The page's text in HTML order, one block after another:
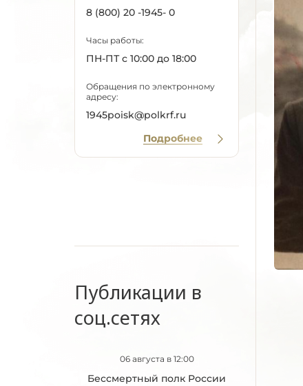
8 (800) 20 -1945- 0
Часы работы:
ПН-ПТ с 10:00 до 18:00
Обращения по электронному
адресу:
1945poisk@polkrf.ru
Подробнее
Публикации в
соц.сетях
06 августа в 12:00
Бессмертный полк России